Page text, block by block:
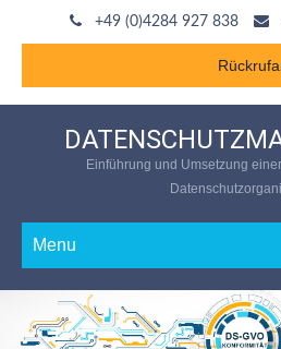
+49 (0)4284 927 838
Einführung und Umsetzung
Menu